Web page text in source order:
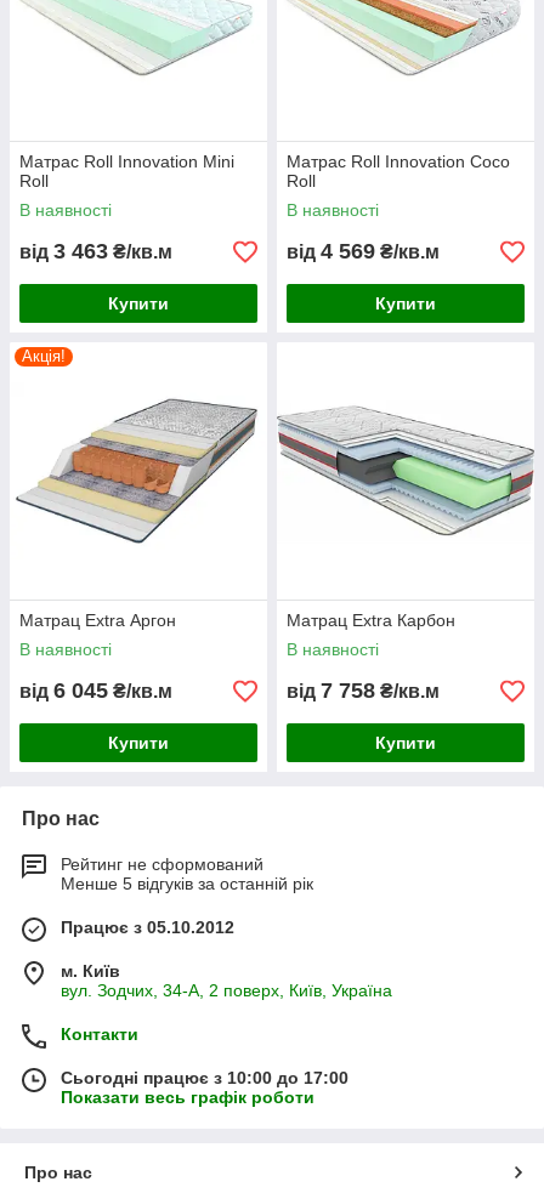
Матрас Roll Innovation Mini
Roll
В наявності
від 3 463 ₴/кв.м
Купити
Матрас Roll Innovation Coco
Roll
В наявності
від 4 569 ₴/кв.м
Купити
Акція!
Матрац Extra Аргон
В наявності
від 6 045 ₴/кв.м
Купити
Матрац Extra Карбон
В наявності
від 7 758 ₴/кв.м
Купити
Про нас
Рейтинг не сформований
Менше 5 відгуків за останній рік
Працює з 05.10.2012
м. Київ
вул. Зодчих, 34-А, 2 поверх, Київ, Україна
Контакти
Сьогодні працює з 10:00 до 17:00
Показати весь графік роботи
Про нас